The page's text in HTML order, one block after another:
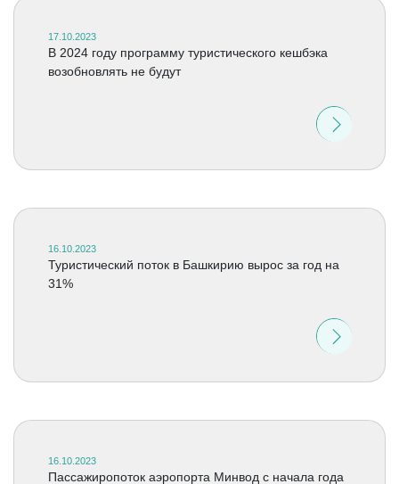
17.10.2023
В 2024 году программу туристического кешбэка
возобновлять не будут
16.10.2023
Туристический поток в Башкирию вырос за год на
31%
16.10.2023
Пассажиропоток аэропорта Минвод с начала года